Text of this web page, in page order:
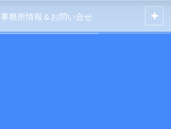
事務所情報＆お問い合せ